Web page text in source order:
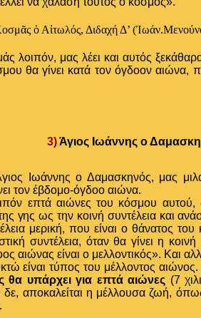
ὁ Αἰτωλός, Διδαχή Δ’
λοιπόν, μας λέει και αυτός
θα γίνει κατά τον όγδοον αιώνα,
3)Άγιος Ιωάννης ο
Ιωάννης ο Δαμασκηνός, μας
τον έβδομο-όγδοο αιώνα.
επτά αιώνες του κόσμου
γης ως την κοινή συντέλεια και
μερική, που είναι ο θάνατος
συντέλεια, όταν θα γίνει η
αιώνας είναι ο μελλοντικός». Και
είναι τύπος του μέλλοντος αιώνος.
θα υπάρχει για επτά αιώνες (7
αποκαλείται η μέλλουσα ζωή,